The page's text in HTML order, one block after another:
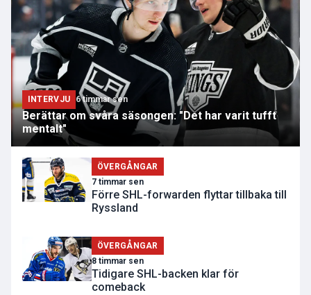
INTERVJU 6 timmar sen
Berättar om svåra säsongen: "Det har varit tufft
mentalt"
ÖVERGÅNGAR
7 timmar sen
Förre SHL-forwarden flyttar tillbaka till
Ryssland
ÖVERGÅNGAR
8 timmar sen
Tidigare SHL-backen klar för
comeback